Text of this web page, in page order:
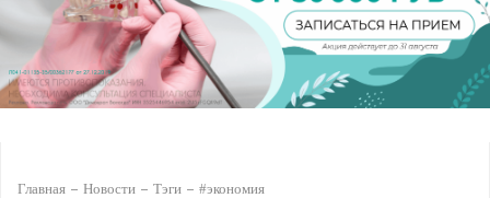
Главная Новости Тэги #экономия